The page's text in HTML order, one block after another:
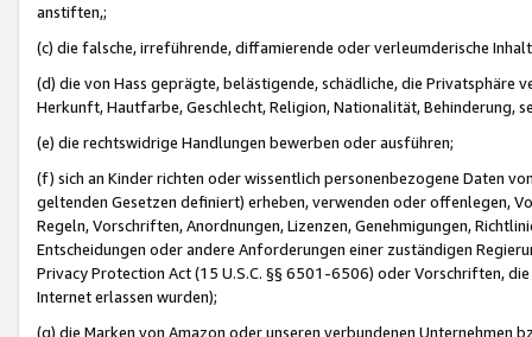
anstiften,;
(c) die falsche, irreführende, diffamierende oder verleumderische
(d) die von Hass geprägte, belästigende, schädliche, die Privatsphäre
Herkunft, Hautfarbe, Geschlecht, Religion, Nationalität, Behinderung,
(e) die rechtswidrige Handlungen bewerben oder ausführen;
(f) sich an Kinder richten oder wissentlich personenbezogene Daten
geltenden Gesetzen definiert) erheben, verwenden oder offenlegen,
Regeln, Vorschriften, Anordnungen, Lizenzen, Genehmigungen,
Entscheidungen oder andere Anforderungen einer zuständigen
Privacy Protection Act (15 U.S.C. §§ 6501-6506) oder Vorschriften,
Internet erlassen wurden);
(g) die Marken von Amazon oder unseren verbundenen Unternehmen